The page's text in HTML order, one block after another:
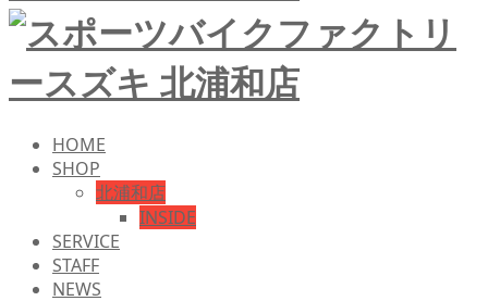
HOME
SHOP
北浦和店
INSIDE
SERVICE
STAFF
NEWS